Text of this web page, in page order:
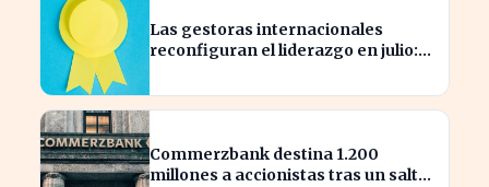
Las gestoras internacionales
reconfiguran el liderazgo en julio:
nombrados?
Commerzbank destina 1.200
millones a accionistas tras un salto